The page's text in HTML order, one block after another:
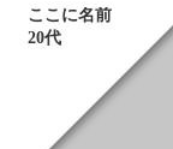
ここに名前
20代